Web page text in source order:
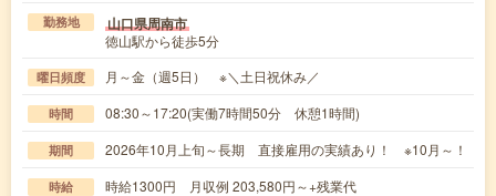
勤務地 山口県周南市
徳山駅から徒歩5分
曜日頻度 月～金（週5日） ※＼土日祝休み／
時間 08:30～17:20(実働7時間50分 休憩1時間)
期間 2026年10月上旬～長期 直接雇用の実績あり！ ※10月～！
時給 時給1300円 月収例 203,580円～+残業代